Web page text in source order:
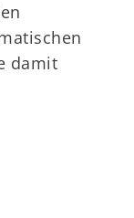
damit